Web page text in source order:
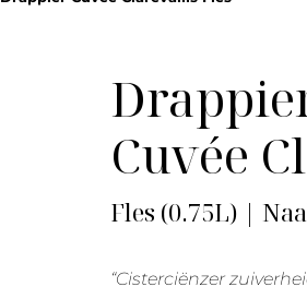
Cuvée
Fles (0.75L) |
“Cisterciënzer